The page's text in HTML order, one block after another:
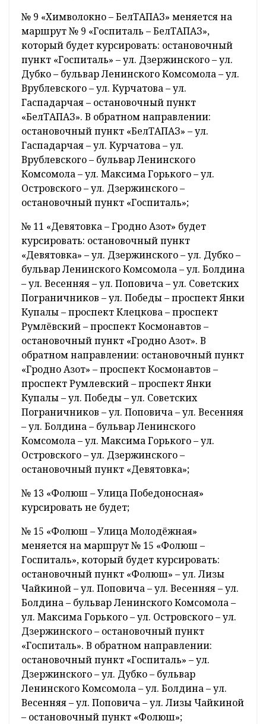
№ 9 «Химволокно – БелТАПАЗ» меняется на
маршрут № 9 «Госпиталь – БелТАПАЗ»,
который будет курсировать: остановочный
пункт «Госпиталь» – ул. Дзержинского – ул.
Дубко – бульвар Ленинского Комсомола – ул.
Врублевского – ул. Курчатова – ул.
Гаспадарчая – остановочный пункт
«БелТАПАЗ». В обратном направлении:
остановочный пункт «БелТАПАЗ» – ул.
Гаспадарчая – ул. Курчатова – ул.
Врублевского – бульвар Ленинского
Комсомола – ул. Максима Горького – ул.
Островского – ул. Дзержинского –
остановочный пункт «Госпиталь»;
№ 11 «Девятовка – Гродно Азот» будет
курсировать: остановочный пункт
«Девятовка» – ул. Дзержинского – ул. Дубко –
бульвар Ленинского Комсомола – ул. Болдина
– ул. Весенняя – ул. Поповича – ул. Советских
Пограничников – ул. Победы – проспект Янки
Купалы – проспект Клецкова – проспект
Румлёвский – проспект Космонавтов –
остановочный пункт «Гродно Азот». В
обратном направлении: остановочный пункт
«Гродно Азот» – проспект Космонавтов –
проспект Румлевский – проспект Янки
Купалы – ул. Победы – ул. Советских
Пограничников – ул. Поповича – ул. Весенняя
– ул. Болдина – бульвар Ленинского
Комсомола – ул. Максима Горького – ул.
Островского – ул. Дзержинского –
остановочный пункт «Девятовка»;
№ 13 «Фолюш – Улица Победоносная»
курсировать не будет;
№ 15 «Фолюш – Улица Молодёжная»
меняется на маршрут № 15 «Фолюш –
Госпиталь», который будет курсировать:
остановочный пункт «Фолюш» – ул. Лизы
Чайкиной – ул. Поповича – ул. Весенняя – ул.
Болдина – бульвар Ленинского Комсомола –
ул. Максима Горького – ул. Островского – ул.
Дзержинского – остановочный пункт
«Госпиталь». В обратном направлении:
остановочный пункт «Госпиталь» – ул.
Дзержинского – ул. Дубко – бульвар
Ленинского Комсомола – ул. Болдина – ул.
Весенняя – ул. Поповича – ул. Лизы Чайкиной
– остановочный пункт «Фолюш»;